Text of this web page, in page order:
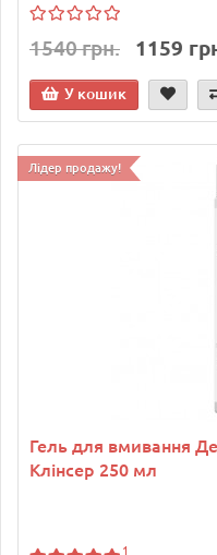
1540 грн. 1159
У кошик
Лідер продажу!
Гель для вмивання
Клінсер 250 мл
1